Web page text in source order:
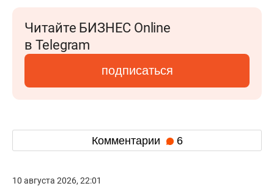
Читайте БИЗНЕС Online
в Telegram
подписаться
Комментарии 6
10 августа 2026, 22:01